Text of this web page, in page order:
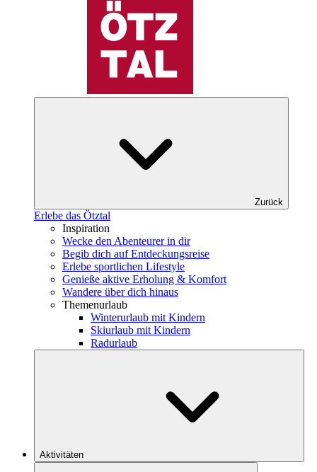
Zurück
Erlebe das Ötztal
Inspiration
Wecke den Abenteurer in dir
Begib dich auf Entdeckungsreise
Erlebe sportlichen Lifestyle
Genieße aktive Erholung & Komfort
Wandere über dich hinaus
Themenurlaub
Winterurlaub mit Kindern
Skiurlaub mit Kindern
Radurlaub
Aktivitäten